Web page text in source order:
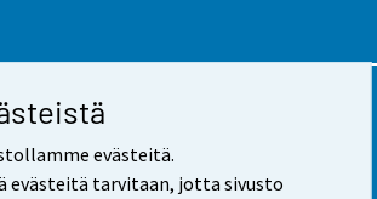
evästeitä.
tarvitaan, jotta sivusto